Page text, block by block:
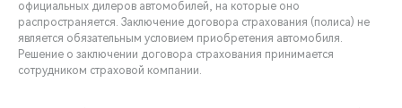
официальных дилеров автомобилей, на которые оно
распространяется. Заключение договора страхования (полиса) не
является обязательным условием приобретения автомобиля.
Решение о заключении договора страхования принимается
сотрудником страховой компании.